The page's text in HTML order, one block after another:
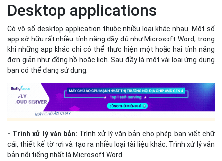
Desktop applications
Có vô số desktop application thuộc nhiều loại khác nhau. Một số
app sở hữu rất nhiều tính năng đầy đủ như Microsoft Word, trong
khi những app khác chỉ có thể thực hiện một hoặc hai tính năng
đơn giản như đồng hồ hoặc lịch. Sau đầy là một vài loại ứng dụng
bạn có thể đang sử dụng:
- Trình xử lý văn bản: Trình xử lý văn bản cho phép bạn viết chữ
cái, thiết kế tờ rơi và tạo ra nhiều loại tài liệu khác. Trình xử lý văn
bản nổi tiếng nhất là Microsoft Word.